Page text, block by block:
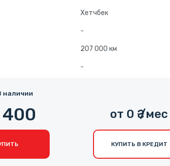
Хетчбек
-
207 000 км
-
наличии
от 0 ₴ /мес
КУПИТЬ В КРЕДИТ